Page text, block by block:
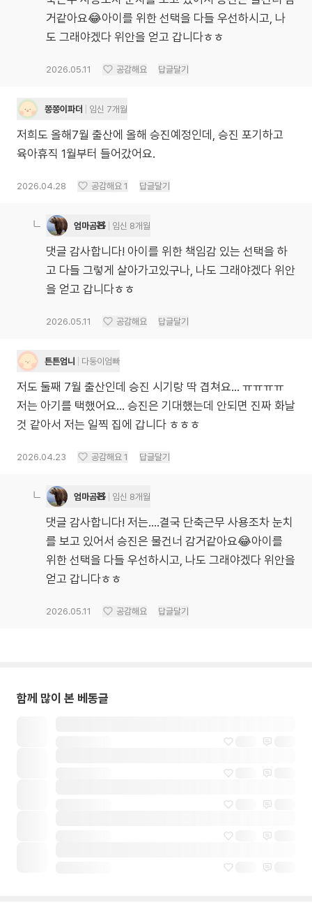
거같아요😂아이를 위한 선택을 다들 우선하시고, 나
도 그래야겠다 위안을 얻고 갑니다ㅎㅎ
2026.05.11 공감해요 답글달기
쫑쫑이파더 임신 7개월
저희도 올해7월 출산에 올해 승진예정인데, 승진 포기하고
육아휴직 1월부터 들어갔어요.
2026.04.28 공감해요 1 답글달기
엄마곰🧸 임신 8개월
댓글 감사합니다! 아이를 위한 책임감 있는 선택을 하
고 다들 그렇게 살아가고있구나, 나도 그래야겠다 위안
을 얻고 갑니다ㅎㅎ
2026.05.11 공감해요 답글달기
튼튼엄니 다둥이엄빠
저도 둘째 7월 출산인데 승진 시기랑 딱 겹쳐요… ㅠㅠㅠㅠ
저는 아기를 택했어요… 승진은 기대했는데 안되면 진짜 화날
것 같아서 저는 일찍 집에 갑니다 ㅎㅎㅎ
2026.04.23 공감해요 1 답글달기
엄마곰🧸 임신 8개월
댓글 감사합니다! 저는....결국 단축근무 사용조차 눈치
를 보고 있어서 승진은 물건너 감거같아요😂아이를
위한 선택을 다들 우선하시고, 나도 그래야겠다 위안을
얻고 갑니다ㅎㅎ
2026.05.11 공감해요 답글달기
함께 많이 본 베동글